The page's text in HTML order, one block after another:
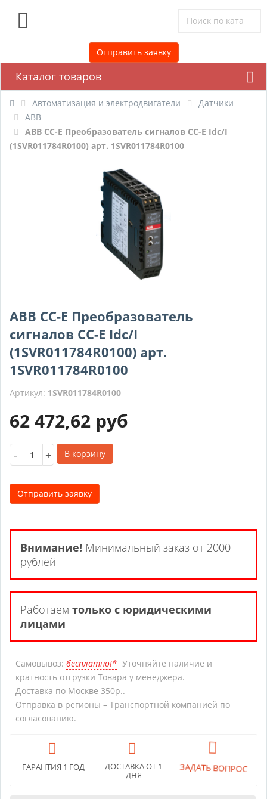
Отправить заявку
Каталог товаров
Автоматизация и электродвигатели
Датчики
ABB
ABB CC-E Преобразователь сигналов CC-E Idc/I
(1SVR011784R0100) арт. 1SVR011784R0100
ABB CC-E Преобразователь
сигналов CC-E Idc/I
(1SVR011784R0100) арт.
1SVR011784R0100
Артикул: 1SVR011784R0100
62 472,62 руб
- + В корзину
Отправить заявку
Внимание! Минимальный заказ от 2000
рублей
Работаем только с юридическими
лицами
Самовывоз: бесплатно!* Уточняйте наличие и
кратность отгрузки Товара у менеджера.
Доставка по Москве 350р..
Отправка в регионы – Транспортной компанией по
согласованию.
ГАРАНТИЯ 1 ГОД
ДОСТАВКА ОТ 1
ДНЯ
ЗАДАТЬ ВОПРОС